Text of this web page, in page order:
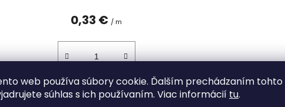
web používa súbory cookie. Ďalším prechádzaním tohto
súhlas s ich používaním. Viac informácií tu.
0,33 € / m
DO KOŠÍKA